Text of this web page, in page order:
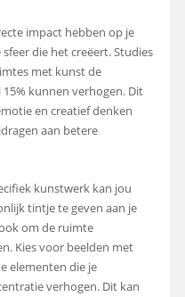
impact hebben op je
die het creëert. Studies
met kunst de
kunnen verhogen. Dit
en creatief denken
aan betere
kunstwerk kan jou
tintje te geven aan je
om de ruimte
Kies voor beelden met
elementen die je
verhogen. Dit kan